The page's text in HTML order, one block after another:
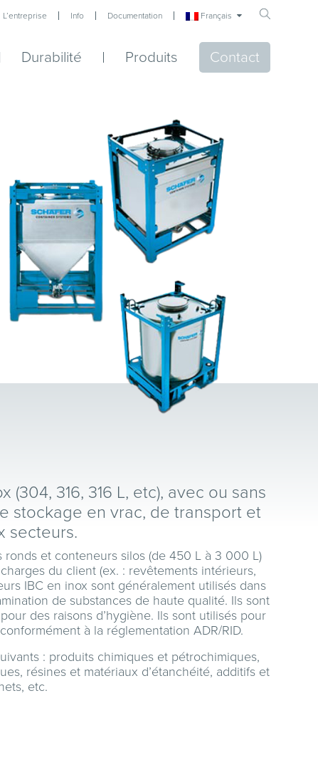
L’entreprise Info Documentation Français
Durabilité Produits Contact
316, 316 L, etc), avec ou sans
stockage en vrac, de transport et
secteurs.
et conteneurs silos (de 450 L à 3 000 L)
du client (ex. : revêtements intérieurs,
IBC en inox sont généralement utilisés dans
de substances de haute qualité. Ils sont
des raisons d’hygiène. Ils sont utilisés pour
à la réglementation ADR/RID.
: produits chimiques et pétrochimiques,
résines et matériaux d’étanchéité, additifs et
etc.